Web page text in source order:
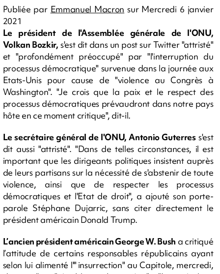
Publiée par Emmanuel Macron sur Mercredi 6 janvier
2021
Le président de l'Assemblée générale de l'ONU,
Volkan Bozkir, s'est dit dans un post sur Twitter "attristé"
et "profondément préoccupé" par "l'interruption du
processus démocratique" survenue dans la journée aux
Etats-Unis pour cause de "violence au Congrès à
Washington". "Je crois que la paix et le respect des
processus démocratiques prévaudront dans notre pays
hôte en ce moment critique", dit-il.
Le secrétaire général de l'ONU, Antonio Guterress'est
dit aussi "attristé". "Dans de telles circonstances, il est
important que les dirigeants politiques insistent auprès
de leurs partisans sur la nécessité de s'abstenir de toute
violence, ainsi que de respecter les processus
démocratiques et l'Etat de droit", a ajouté son porte-
parole Stéphane Dujarric, sans citer directement le
président américain Donald Trump.
L’ancien président américain George W. Bush a critiqué
l’attitude de certains responsables républicains ayant
selon lui alimenté l'" insurrection" au Capitole, mercredi,